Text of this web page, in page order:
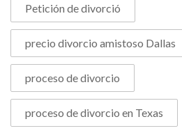
Petición de divorció
precio divorcio amistoso Dallas
proceso de divorcio
proceso de divorcio en Texas